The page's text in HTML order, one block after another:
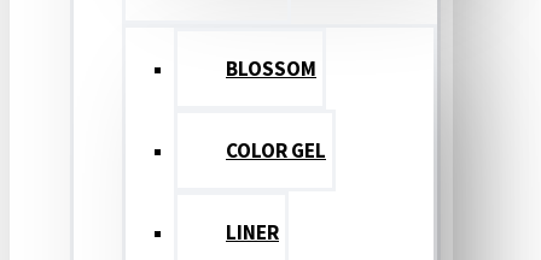
BLOSSOM
COLOR GEL
LINER